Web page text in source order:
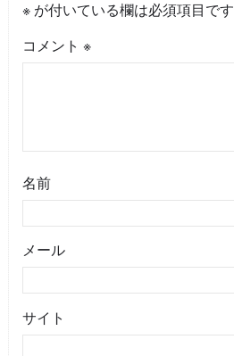
※が付いている欄は必須項目です
コメント ※
名前
メール
サイト